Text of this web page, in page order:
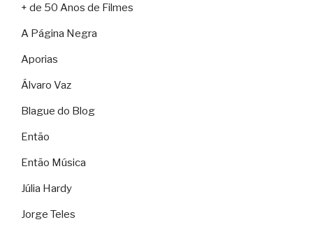
+ de 50 Anos de Filmes
A Página Negra
Aporias
Álvaro Vaz
Blague do Blog
Então
Então Música
Júlia Hardy
Jorge Teles